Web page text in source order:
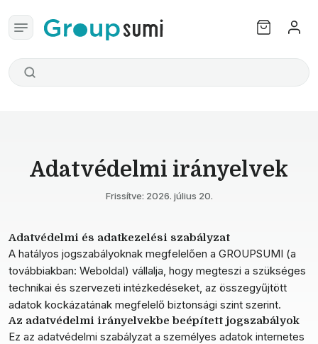
Adatvédelmi irányelvek
Frissítve: 2026. július 20.
Adatvédelmi és adatkezelési szabályzat
A hatályos jogszabályoknak megfelelően a GROUPSUMI (a
továbbiakban: Weboldal) vállalja, hogy megteszi a szükséges
technikai és szervezeti intézkedéseket, az összegyűjtött
adatok kockázatának megfelelő biztonsági szint szerint.
Az adatvédelmi irányelvekbe beépített jogszabályok
Ez az adatvédelmi szabályzat a személyes adatok internetes